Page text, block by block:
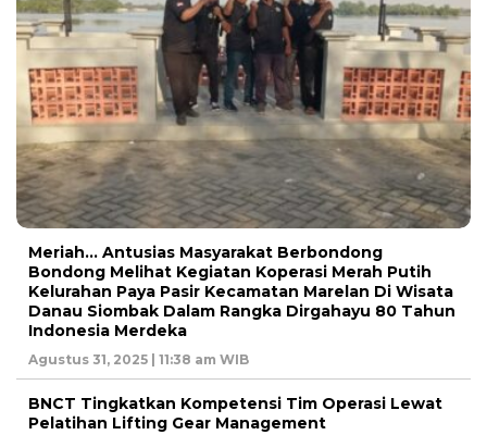
Meriah… Antusias Masyarakat Berbondong
Bondong Melihat Kegiatan Koperasi Merah Putih
Kelurahan Paya Pasir Kecamatan Marelan Di Wisata
Danau Siombak Dalam Rangka Dirgahayu 80 Tahun
Indonesia Merdeka
Agustus 31, 2025 | 11:38 am WIB
BNCT Tingkatkan Kompetensi Tim Operasi Lewat
Pelatihan Lifting Gear Management